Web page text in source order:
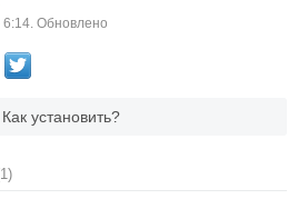
Как установить?
1)
Обновлено